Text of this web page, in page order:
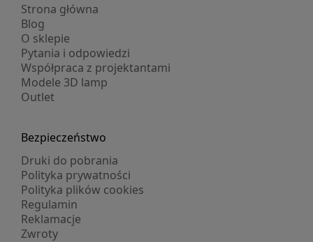
Strona główna
Blog
O sklepie
Pytania i odpowiedzi
Współpraca z projektantami
Modele 3D lamp
Outlet
Bezpieczeństwo
Druki do pobrania
Polityka prywatności
Polityka plików cookies
Regulamin
Reklamacje
Zwroty